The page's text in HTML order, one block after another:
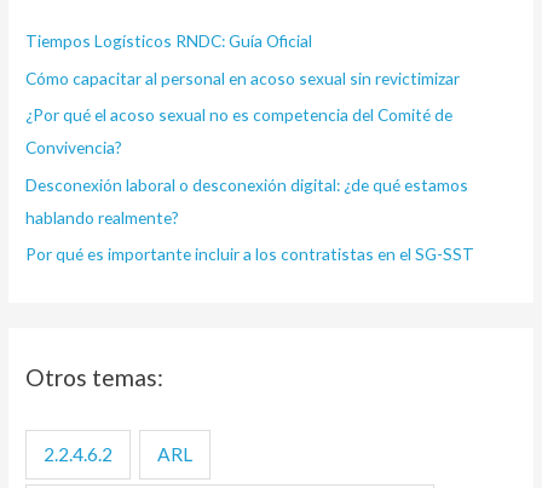
p
o
r
:
Tiempos Logísticos RNDC: Guía Oficial
Cómo capacitar al personal en acoso sexual sin revictimizar
¿Por qué el acoso sexual no es competencia del Comité de
Convivencia?
Desconexión laboral o desconexión digital: ¿de qué estamos
hablando realmente?
Por qué es importante incluir a los contratistas en el SG-SST
Otros temas:
2.2.4.6.2 ARL